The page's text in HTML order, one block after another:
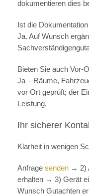
dokumentieren dies
Ist die
Ja. Auf Wunsch
Bieten Sie auch Vor-
Ja – Räume,
vor Ort geprüft; der
Leistung.
Ihr sicherer
Klarheit in wenigen
Anfrage senden → 2)
erhalten → 3) Gerät
Wunsch Gutachten